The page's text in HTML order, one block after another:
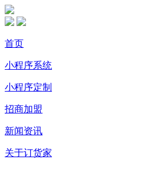
首页
小程序系统
小程序定制
招商加盟
新闻资讯
关于订货家